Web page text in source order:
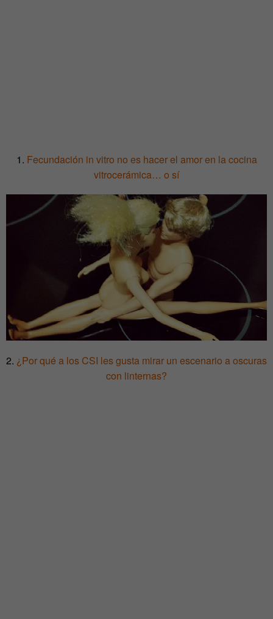
1. Fecundación in vitro no es hacer el amor en la cocina
vitrocerámica… o sí
2. ¿Por qué a los CSI les gusta mirar un escenario a oscuras
con linternas?